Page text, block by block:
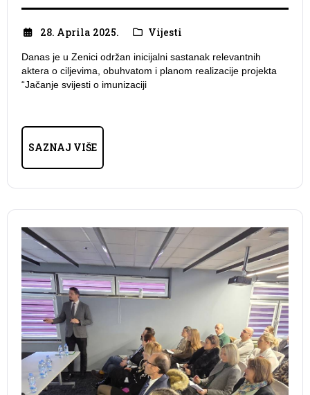
28. Aprila 2025. Vijesti
​Danas je u Zenici održan inicijalni sastanak relevantnih
aktera o ciljevima, obuhvatom i planom realizacije projekta
“Jačanje svijesti o imunizaciji
SAZNAJ VIŠE